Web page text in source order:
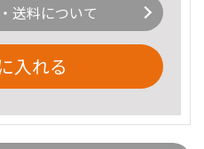
送料について
入れる